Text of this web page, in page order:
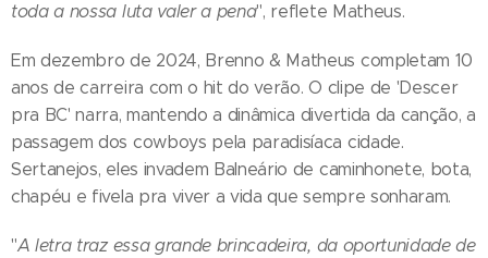
toda a nossa luta valer a pena", reflete Matheus.
Em dezembro de 2024, Brenno & Matheus completam 10
anos de carreira com o hit do verão. O clipe de 'Descer
pra BC' narra, mantendo a dinâmica divertida da canção, a
passagem dos cowboys pela paradisíaca cidade.
Sertanejos, eles invadem Balneário de caminhonete, bota,
chapéu e fivela pra viver a vida que sempre sonharam.
"A letra traz essa grande brincadeira, da oportunidade de